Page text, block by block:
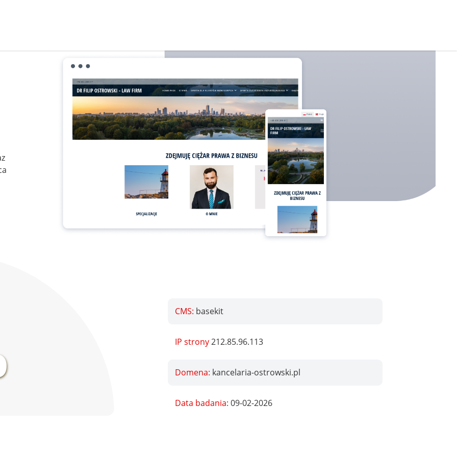
CMS: basekit
IP strony212.85.96.113
Domena: kancelaria-ostrowski.pl
Data badania: 09-02-2026